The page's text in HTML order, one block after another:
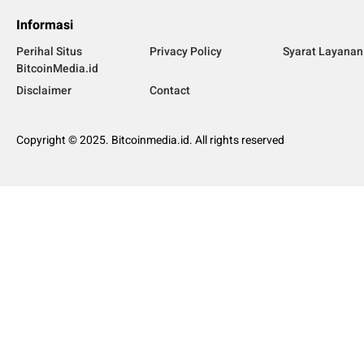
Informasi
Perihal Situs
BitcoinMedia.id
Privacy Policy Syarat Layanan
Disclaimer Contact
Copyright © 2025. Bitcoinmedia.id. All rights reserved